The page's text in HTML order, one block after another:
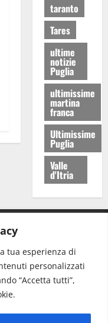
tua esperienza di
personalizzati
“Accetta tutti”,
taranto
Tares
ultime
notizie
Puglia
ultimissime
martina
franca
Ultimissime
Puglia
Valle
d'Itria